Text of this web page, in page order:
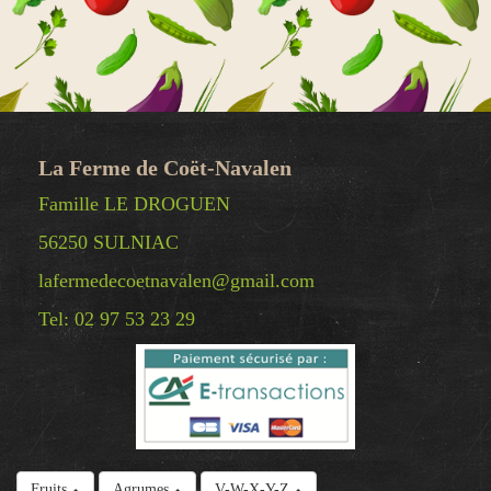
La Ferme de Coët-Navalen
Famille LE DROGUEN
56250 SULNIAC
lafermedecoetnavalen@gmail.com
Tel: 02 97 53 23 29
© Copyright 2025 La Ferme de Coët-Navalen -